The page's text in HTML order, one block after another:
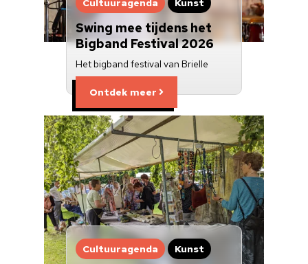
Cultuuragenda Kunst
Swing mee tijdens het
Bigband Festival 2026
Het bigband festival van Brielle
Ontdek meer
Cultuuragenda Kunst